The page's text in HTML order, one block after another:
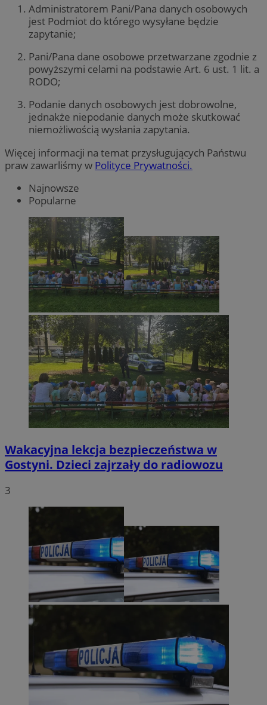
Administratorem Pani/Pana danych osobowych
jest Podmiot do którego wysyłane będzie
zapytanie;
Pani/Pana dane osobowe przetwarzane zgodnie z
powyższymi celami na podstawie Art. 6 ust. 1 lit. a
RODO;
Podanie danych osobowych jest dobrowolne,
jednakże niepodanie danych może skutkować
niemożliwością wysłania zapytania.
Więcej informacji na temat przysługujących Państwu
praw zawarliśmy w Polityce Prywatności.
Najnowsze
Popularne
Wakacyjna lekcja bezpieczeństwa w
Gostyni. Dzieci zajrzały do radiowozu
3